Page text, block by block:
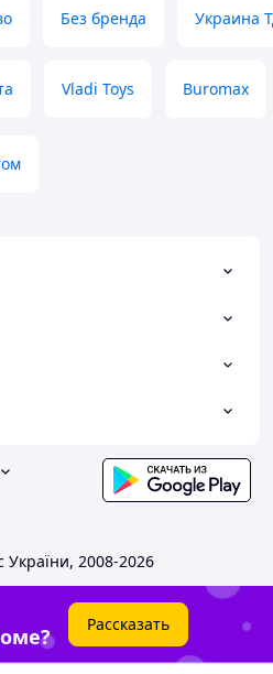
Без бренда Украина
Vladi Toys Buromax
2008-2026
Рассказать